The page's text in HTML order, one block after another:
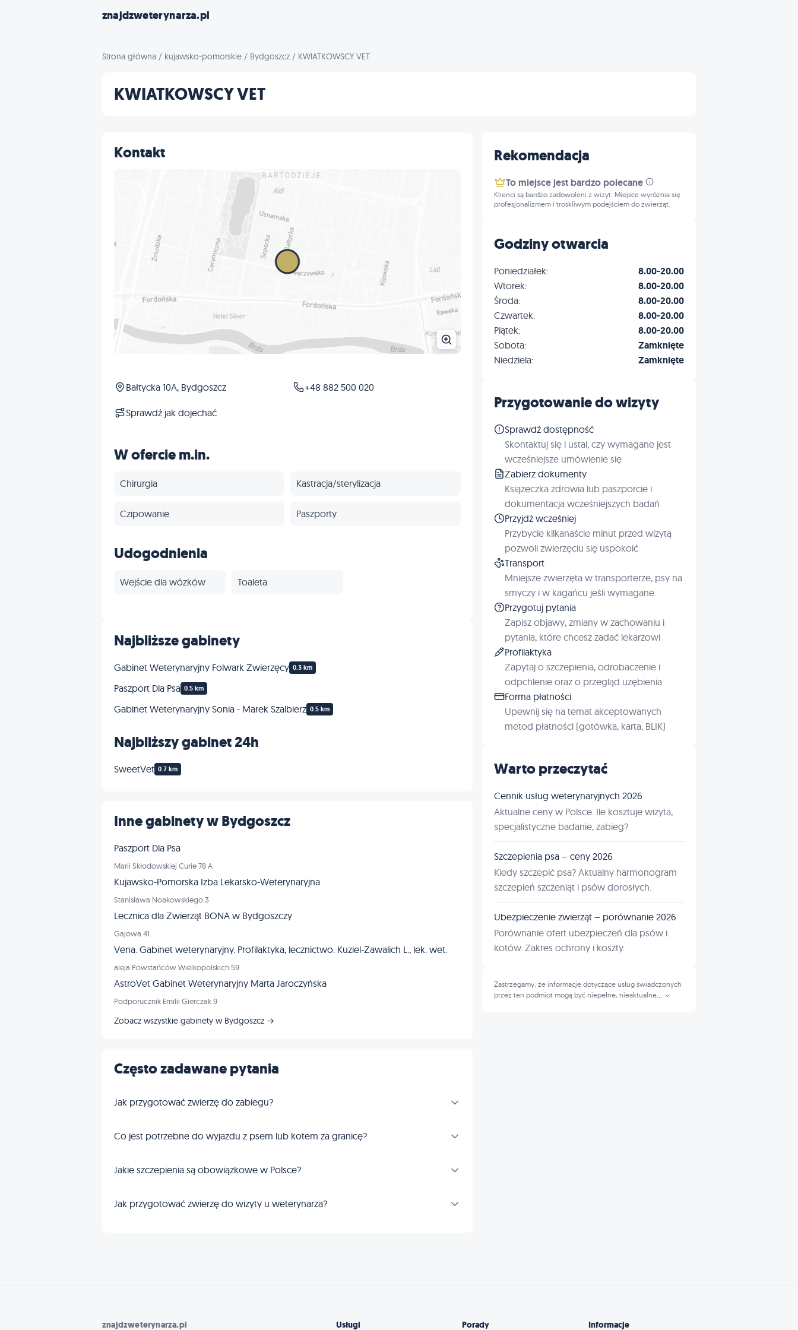
znajdzweterynarza.pl
Strona główna / kujawsko-pomorskie / Bydgoszcz / KWIATKOWSCY VET
KWIATKOWSCY VET
Kontakt
Bałtycka 10A, Bydgoszcz +48 882 500 020
Sprawdź jak dojechać
W ofercie m.in.
Chirurgia Kastracja/sterylizacja
Czipowanie Paszporty
Udogodnienia
Wejście dla wózków Toaleta
Najbliższe gabinety
Gabinet Weterynaryjny Folwark Zwierzęcy 0.3 km
Paszport Dla Psa 0.5 km
Gabinet Weterynaryjny Sonia - Marek Szalbierz 0.5 km
Najbliższy gabinet 24h
SweetVet 0.7 km
Inne gabinety w Bydgoszcz
Paszport Dla Psa
Marii Skłodowskiej Curie 78 A
Kujawsko-Pomorska Izba Lekarsko-Weterynaryjna
Stanisława Noakowskiego 3
Lecznica dla Zwierząt BONA w Bydgoszczy
Gajowa 41
Vena. Gabinet weterynaryjny. Profilaktyka, lecznictwo. Kuziel-Zawalich L., lek. wet.
aleja Powstańców Wielkopolskich 59
AstroVet Gabinet Weterynaryjny Marta Jaroczyńska
Podporucznik Emilii Gierczak 9
Zobacz wszystkie gabinety w Bydgoszcz →
Często zadawane pytania
Jak przygotować zwierzę do zabiegu?
Co jest potrzebne do wyjazdu z psem lub kotem za granicę?
Jakie szczepienia są obowiązkowe w Polsce?
Jak przygotować zwierzę do wizyty u weterynarza?
Rekomendacja
To miejsce jest bardzo polecane
Klienci są bardzo zadowoleni z wizyt. Miejsce wyróżnia się
profesjonalizmem i troskliwym podejściem do zwierząt.
Godziny otwarcia
Poniedziałek: 8.00-20.00
Wtorek: 8.00-20.00
Środa: 8.00-20.00
Czwartek: 8.00-20.00
Piątek: 8.00-20.00
Sobota: Zamknięte
Niedziela: Zamknięte
Przygotowanie do wizyty
Sprawdź dostępność
Skontaktuj się i ustal, czy wymagane jest
wcześniejsze umówienie się
Zabierz dokumenty
Książeczka zdrowia lub paszporcie i
dokumentacja wcześniejszych badań
Przyjdź wcześniej
Przybycie kilkanaście minut przed wizytą
pozwoli zwierzęciu się uspokoić
Transport
Mniejsze zwierzęta w transporterze, psy na
smyczy i w kagańcu jeśli wymagane.
Przygotuj pytania
Zapisz objawy, zmiany w zachowaniu i
pytania, które chcesz zadać lekarzowi
Profilaktyka
Zapytaj o szczepienia, odrobaczenie i
odpchlenie oraz o przegląd uzębienia
Forma płatności
Upewnij się na temat akceptowanych
metod płatności (gotówka, karta, BLIK)
Warto przeczytać
Cennik usług weterynaryjnych 2026
Aktualne ceny w Polsce. Ile kosztuje wizyta,
specjalistyczne badanie, zabieg?
Szczepienia psa – ceny 2026
Kiedy szczepić psa? Aktualny harmonogram
szczepień szczeniąt i psów dorosłych.
Ubezpieczenie zwierząt – porównanie 2026
Porównanie ofert ubezpieczeń dla psów i
kotów. Zakres ochrony i koszty.
Zastrzegamy, że informacje dotyczące usług świadczonych
przez ten podmiot mogą być niepełne, nieaktualne...
znajdzweterynarza.pl Usługi Porady Informacje